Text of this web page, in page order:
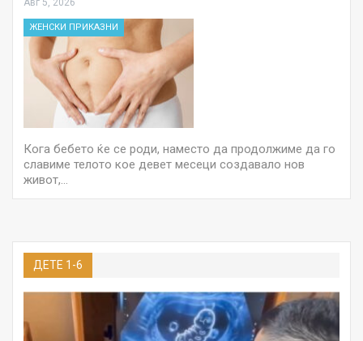
Авг 5, 2026
ЖЕНСКИ ПРИКАЗНИ
Кога бебето ќе се роди, наместо да продолжиме да го
славиме телото кое девет месеци создавало нов
живот,…
ДЕТЕ 1-6